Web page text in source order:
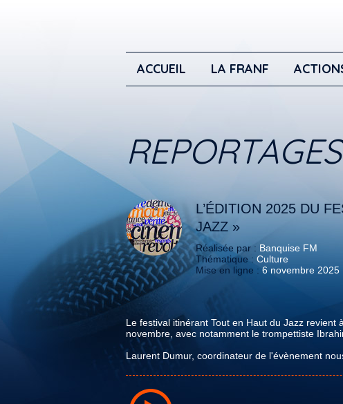
ACCUEIL LA FRANF
REPORTAGES
L’ÉDITION 2025 DU
JAZZ »
Réalisée par : Banquise FM
Thématique : Culture
Mise en ligne : 6 novembre 2025
Le festival itinérant Tout en Haut du Jazz
novembre, avec notamment le trompettiste
Laurent Dumur, coordinateur de l'évènement